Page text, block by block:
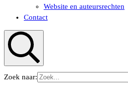
Website en auteursrechten
Contact
Zoeken
Zoek naar: